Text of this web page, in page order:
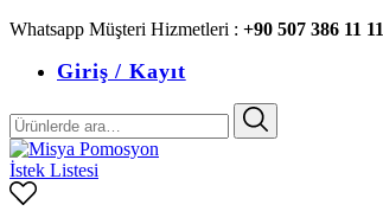
Whatsapp Müşteri Hizmetleri : +90 507 386 11 11
Giriş / Kayıt
Ara:
İstek Listesi